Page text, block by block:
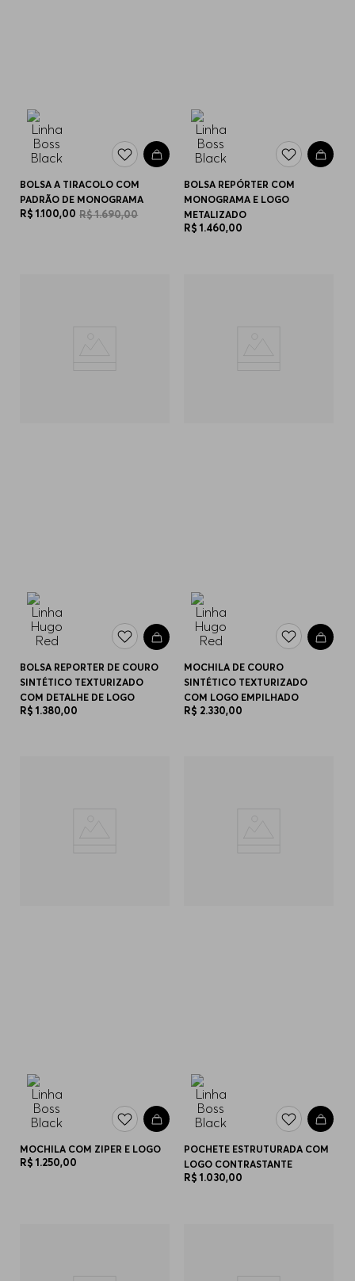
BOLSA A TIRACOLO COM
PADRÃO DE MONOGRAMA
R$ 1.100,00 R$1.690,00
BOLSA REPÓRTER COM
MONOGRAMA E LOGO
METALIZADO
R$ 1.460,00
BOLSA REPORTER DE COURO
SINTÉTICO TEXTURIZADO
COM DETALHE DE LOGO
R$ 1.380,00
MOCHILA DE COURO
SINTÉTICO TEXTURIZADO
COM LOGO EMPILHADO
R$ 2.330,00
MOCHILA COM ZIPER E LOGO
R$ 1.250,00
POCHETE ESTRUTURADA COM
LOGO CONTRASTANTE
R$ 1.030,00